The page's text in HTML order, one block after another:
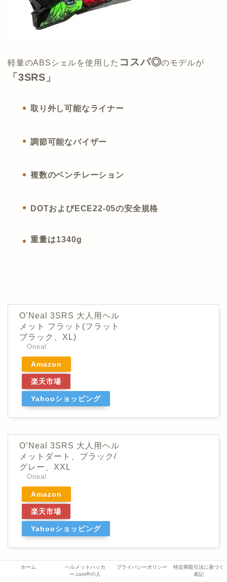
軽量のABSシェルを使用した コスパ◎のモデルが
「3SRS」
取り外し可能なライナー
調節可能なバイザー
複数のベンチレーション
DOTおよびECE22-05の安全規格
重量は1340g
O’Neal 3SRS 大人用ヘル
メット フラット(フラット
ブラック、XL)
Oneal
Amazon
楽天市場
Yahooショッピング
O’Neal 3SRS 大人用ヘル
メットダート、ブラック/
グレー、XXL
Oneal
Amazon
楽天市場
Yahooショッピング
ホーム
ヘルメットハッカ
ー.com中の人
プライバシーポリシー
特定商取引法に基づく
表記